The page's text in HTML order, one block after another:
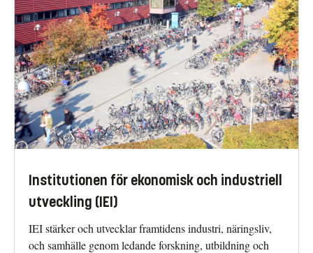
Institutionen för ekonomisk och industriell
utveckling (IEI)
IEI stärker och utvecklar framtidens industri, näringsliv,
och samhälle genom ledande forskning, utbildning och